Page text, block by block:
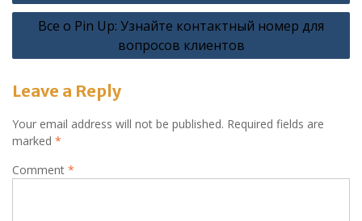
Все о Pin Up: Узнайте контактный номер для
вопросов клиентов
Leave a Reply
Your email address will not be published. Required fields are
marked *
Comment *